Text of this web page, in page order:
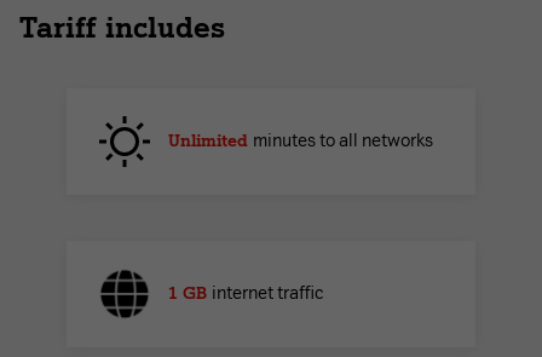
Tariff includes
Unlimited minutes to all networks
1 GB internet traffic